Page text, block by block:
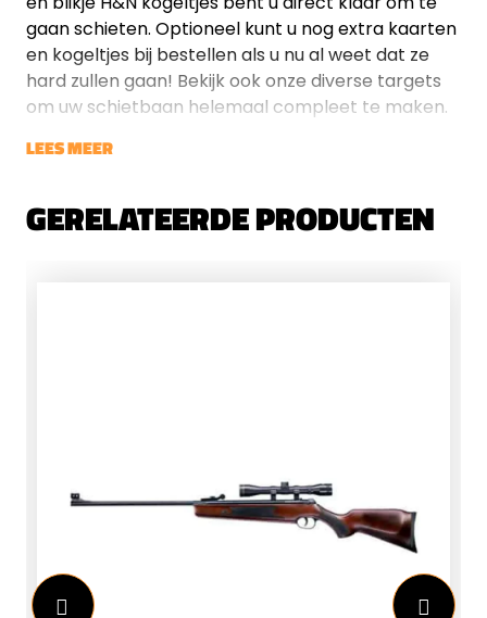
gaan schieten. Optioneel kunt u nog extra kaarten
en kogeltjes bij bestellen als u nu al weet dat ze
hard zullen gaan! Bekijk ook onze diverse targets
om uw schietbaan helemaal compleet te maken.
LEES MEER
GERELATEERDE PRODUCTEN